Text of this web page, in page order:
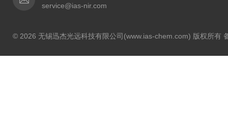
service@ias-nir.com
© 2026 无锡迅杰光远科技有限公司(www.ias-chem.com) 版权所有